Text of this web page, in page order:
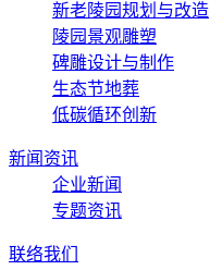
新老陵园规划与改造
陵园景观雕塑
碑雕设计与制作
生态节地葬
低碳循环创新
新闻资讯
企业新闻
专题资讯
联络我们